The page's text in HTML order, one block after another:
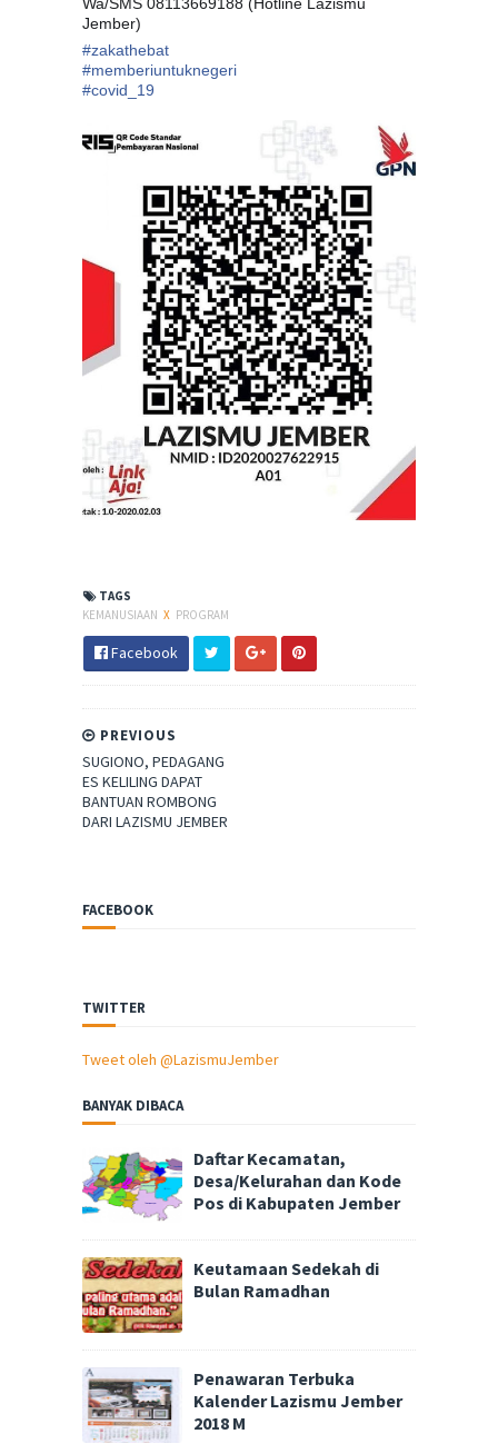
Jember)
#zakathebat
#memberiuntuknegeri
#covid_19
TAGS
KEMANUSIAAN X PROGRAM
Facebook
PREVIOUS
SUGIONO, PEDAGANG
ES KELILING DAPAT
BANTUAN ROMBONG
DARI LAZISMU JEMBER
FACEBOOK
TWITTER
Tweet oleh @LazismuJember
BANYAK DIBACA
Daftar Kecamatan,
Desa/Kelurahan dan Kode
Pos di Kabupaten Jember
Keutamaan Sedekah di
Bulan Ramadhan
Penawaran Terbuka
Kalender Lazismu Jember
2018 M